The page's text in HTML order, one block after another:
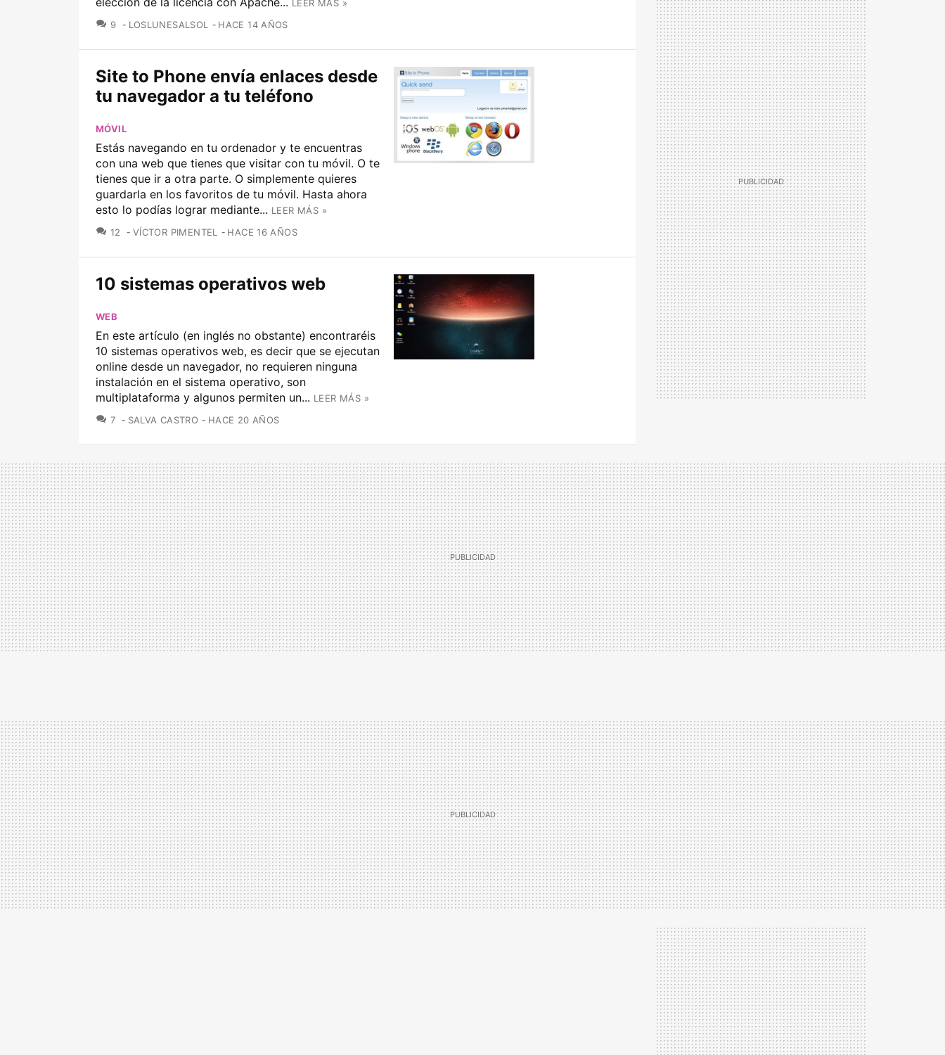
LEER MÁS »
9 COMENTARIOS
LOSLUNESALSOL HACE 14 AÑOS
Site to Phone envía enlaces desde
tu navegador a tu teléfono
MÓVIL
Estás navegando en tu ordenador y te encuentras
con una web que tienes que visitar con tu móvil. O te
tienes que ir a otra parte. O simplemente quieres
guardarla en los favoritos de tu móvil. Hasta ahora
esto lo podías lograr mediante... LEER MÁS »
12
COMENTARIOS
VÍCTOR PIMENTEL HACE 16 AÑOS
10 sistemas operativos web
WEB
En este artículo (en inglés no obstante) encontraréis
10 sistemas operativos web, es decir que se ejecutan
online desde un navegador, no requieren ninguna
instalación en el sistema operativo, son
multiplataforma y algunos permiten un... LEER MÁS »
7 COMENTARIOS
SALVA CASTRO HACE 20 AÑOS